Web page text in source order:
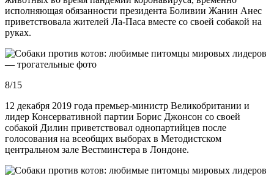
исполняющая обязанности президента Боливии Жанин Анес
приветствовала жителей Ла-Паса вместе со своей собакой на
руках.
8/15
12 декабря 2019 года премьер-министр Великобритании и
лидер Консервативной партии Борис Джонсон со своей
собакой Дилин приветствовал однопартийцев после
голосования на всеобщих выборах в Методистском
центральном зале Вестминстера в Лондоне.